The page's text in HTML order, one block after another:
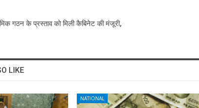
गठन के प्रस्ताव को मिली कैबिनेट की मंजूरी,
LIKE
NATIONAL